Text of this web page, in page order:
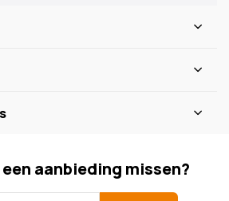
aanbieding missen?